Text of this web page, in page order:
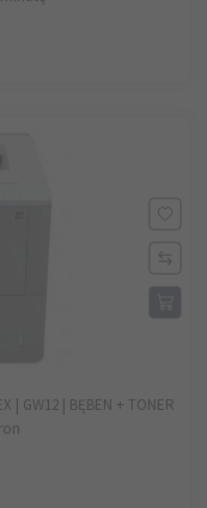
| GW12 | BĘBEN + TONER